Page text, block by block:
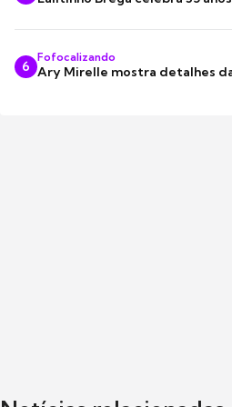
6
Fofocalizando
Ary Mirelle mostra detalhes